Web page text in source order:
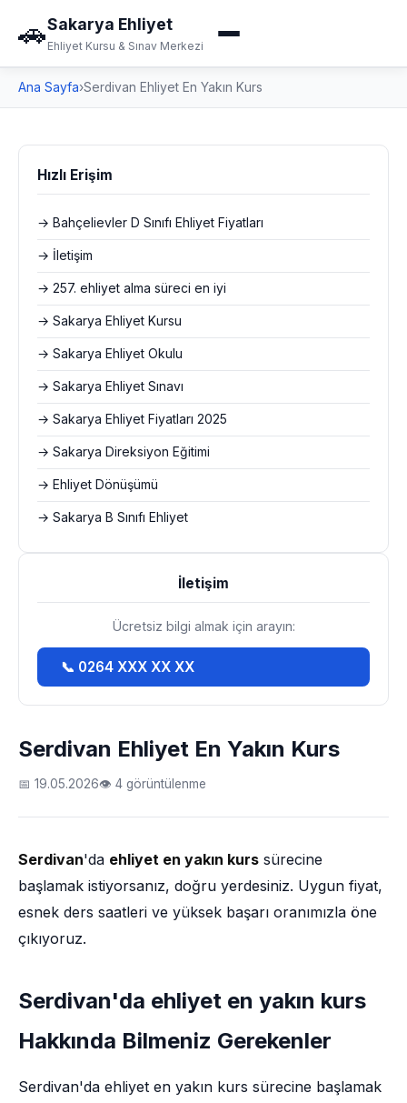
🚗Sakarya Ehliyet
Ehliyet Kursu & Sınav Merkezi
Ana Sayfa›Serdivan Ehliyet En Yakın Kurs
Serdivan Ehliyet En Yakın Kurs
📅 19.05.2026👁 4 görüntülenme
Serdivan'da ehliyet en yakın kurs sürecine
başlamak istiyorsanız, doğru yerdesiniz. Uygun fiyat,
esnek ders saatleri ve yüksek başarı oranımızla öne
çıkıyoruz.
Serdivan'da ehliyet en yakın kurs
Hakkında Bilmeniz Gerekenler
Serdivan'da ehliyet en yakın kurs sürecine başlamak
Hızlı Erişim
→ Bahçelievler D Sınıfı Ehliyet Fiyatları
→ İletişim
→ 257. ehliyet alma süreci en iyi
→ Sakarya Ehliyet Kursu
→ Sakarya Ehliyet Okulu
→ Sakarya Ehliyet Sınavı
→ Sakarya Ehliyet Fiyatları 2025
→ Sakarya Direksiyon Eğitimi
→ Ehliyet Dönüşümü
→ Sakarya B Sınıfı Ehliyet
İletişim
Ücretsiz bilgi almak için arayın:
📞 0264 XXX XX XX